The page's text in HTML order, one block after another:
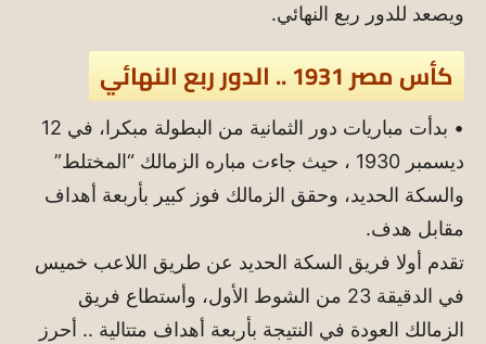
ويصعد للدور ربع النهائي.
كأس مصر 1931 .. الدور ربع النهائي
• بدأت مباريات دور الثمانية من البطولة مبكرا، في 12
ديسمبر 1930 ، حيث جاءت مباره الزمالك “المختلط”
والسكة الحديد، وحقق الزمالك فوز كبير بأربعة أهداف
مقابل هدف.
تقدم أولا فريق السكة الحديد عن طريق اللاعب خميس
في الدقيقة 23 من الشوط الأول، وأستطاع فريق
الزمالك العودة في النتيجة بأربعة أهداف متتالية .. أحرز